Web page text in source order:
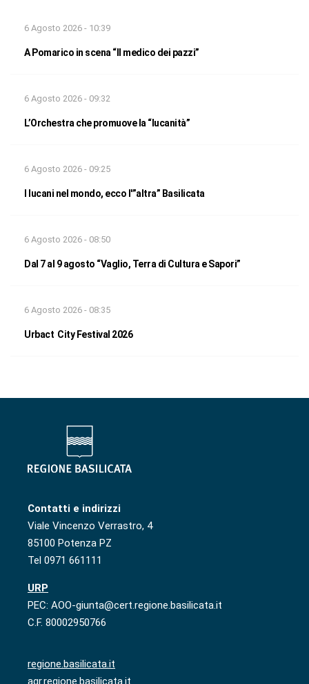
6 Agosto 2026 - 10:39
A Pomarico in scena “Il medico dei pazzi”
6 Agosto 2026 - 09:32
L’Orchestra che promuove la “lucanità”
6 Agosto 2026 - 09:25
I lucani nel mondo, ecco l'”altra” Basilicata
6 Agosto 2026 - 08:50
Dal 7 al 9 agosto “Vaglio, Terra di Cultura e Sapori”
6 Agosto 2026 - 08:35
Urbact City Festival 2026
Contatti e indirizzi
Viale Vincenzo Verrastro, 4
85100 Potenza PZ
Tel 0971 661111
URP
PEC: AOO-giunta@cert.regione.basilicata.it
C.F. 80002950766
regione.basilicata.it
agr.regione.basilicata.it